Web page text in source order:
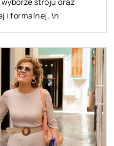
i formalnej. \n